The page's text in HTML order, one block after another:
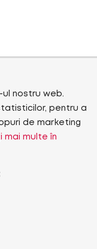
nostru web.
pentru a
de marketing
mai multe în